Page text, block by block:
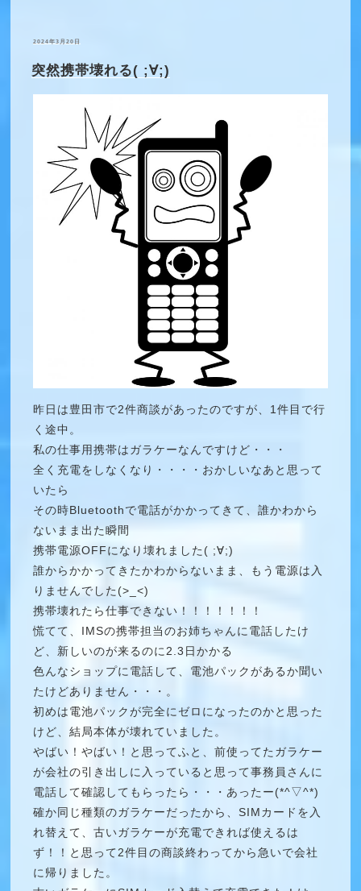
投
2024年3月20日
突然携帯壊れる( ;∀;)
昨日は豊田市で2件商談があったのですが、1件目で行
く途中。
私の仕事用携帯はガラケーなんですけど・・・
全く充電をしなくなり・・・・おかしいなあと思って
いたら
その時Bluetoothで電話がかかってきて、誰かわから
ないまま出た瞬間
携帯電源OFFになり壊れました( ;∀;)
誰からかかってきたかわからないまま、もう電源は入
りませんでした(>_<)
携帯壊れたら仕事できない！！！！！！！
慌てて、IMSの携帯担当のお姉ちゃんに電話したけ
ど、新しいのが来るのに2.3日かかる
色んなショップに電話して、電池パックがあるか聞い
たけどありません・・・。
初めは電池パックが完全にゼロになったのかと思った
けど、結局本体が壊れていました。
やばい！やばい！と思ってふと、前使ってたガラケー
が会社の引き出しに入っていると思って事務員さんに
電話して確認してもらったら・・・あったー(*^▽^*)
確か同じ種類のガラケーだったから、SIMカードを入
れ替えて、古いガラケーが充電できれば使えるは
ず！！と思って2件目の商談終わってから急いで会社
に帰りました。